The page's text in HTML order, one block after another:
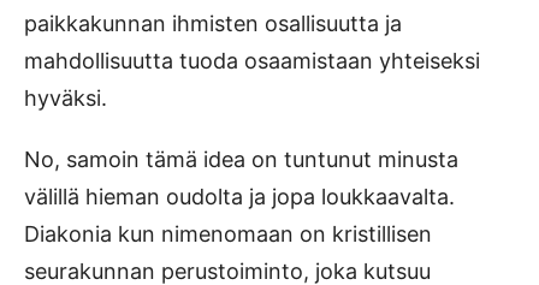
paikkakunnan ihmisten osallisuutta ja
mahdollisuutta tuoda osaamistaan yhteiseksi
hyväksi.
No, samoin tämä idea on tuntunut minusta
välillä hieman oudolta ja jopa loukkaavalta.
Diakonia kun nimenomaan on kristillisen
seurakunnan perustoiminto, joka kutsuu